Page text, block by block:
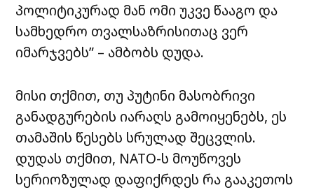
პოლიტიკურად მან ომი უკვე წააგო და
სამხედრო თვალსაზრისითაც ვერ
იმარჯვებს” – ამბობს დუდა.
მისი თქმით, თუ პუტინი მასობრივი
განადგურების იარაღს გამოიყენებს, ეს
თამაშის წესებს სრულად შეცვლის.
დუდას თქმით, NATO-ს მოუწოვეს
სერიოზულად დაფიქრდეს რა გააკეთოს